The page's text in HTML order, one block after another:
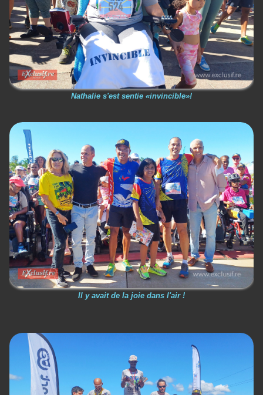
Nathalie s'est sentie «invincible»!
Il y avait de la joie dans l'air !